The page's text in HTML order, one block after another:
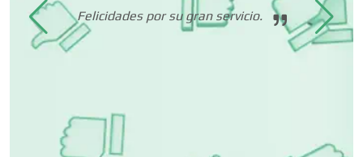
Cerrajerías
Cibercafés
Felicidades por su gran servicio.